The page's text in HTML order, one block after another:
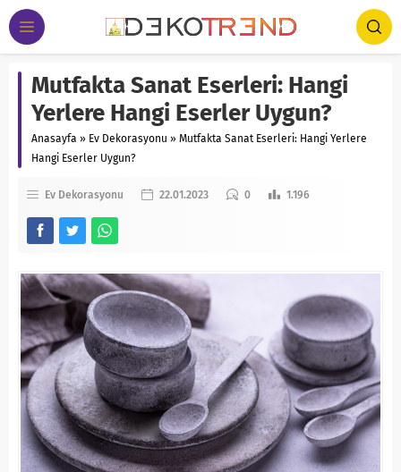
Mutfakta Sanat Eserleri: Hangi
Yerlere Hangi Eserler Uygun?
Anasayfa » Ev Dekorasyonu » Mutfakta Sanat Eserleri: Hangi Yerlere
Hangi Eserler Uygun?
Ev Dekorasyonu 22.01.2023 0 1.196